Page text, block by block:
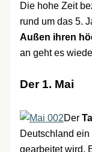
Die hohe Zeit
rund um das 5.
Außen ihren
an geht es
Der 1. Mai
Der
Deutschland
gearbeitet wird.